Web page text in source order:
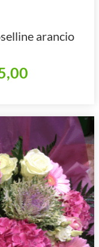
arancio